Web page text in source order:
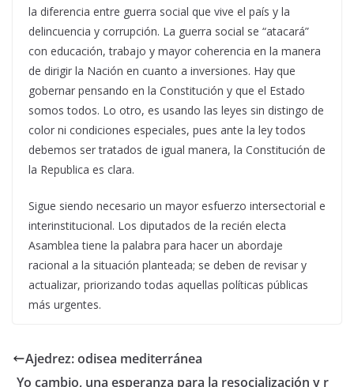
la diferencia entre guerra social que vive el país y la
delincuencia y corrupción. La guerra social se “atacará”
con educación, trabajo y mayor coherencia en la manera
de dirigir la Nación en cuanto a inversiones. Hay que
gobernar pensando en la Constitución y que el Estado
somos todos. Lo otro, es usando las leyes sin distingo de
color ni condiciones especiales, pues ante la ley todos
debemos ser tratados de igual manera, la Constitución de
la Republica es clara.
Sigue siendo necesario un mayor esfuerzo intersectorial e
interinstitucional. Los diputados de la recién electa
Asamblea tiene la palabra para hacer un abordaje
racional a la situación planteada; se deben de revisar y
actualizar, priorizando todas aquellas políticas públicas
más urgentes.
Ajedrez: odisea mediterránea
Yo cambio, una esperanza para la resocialización y r